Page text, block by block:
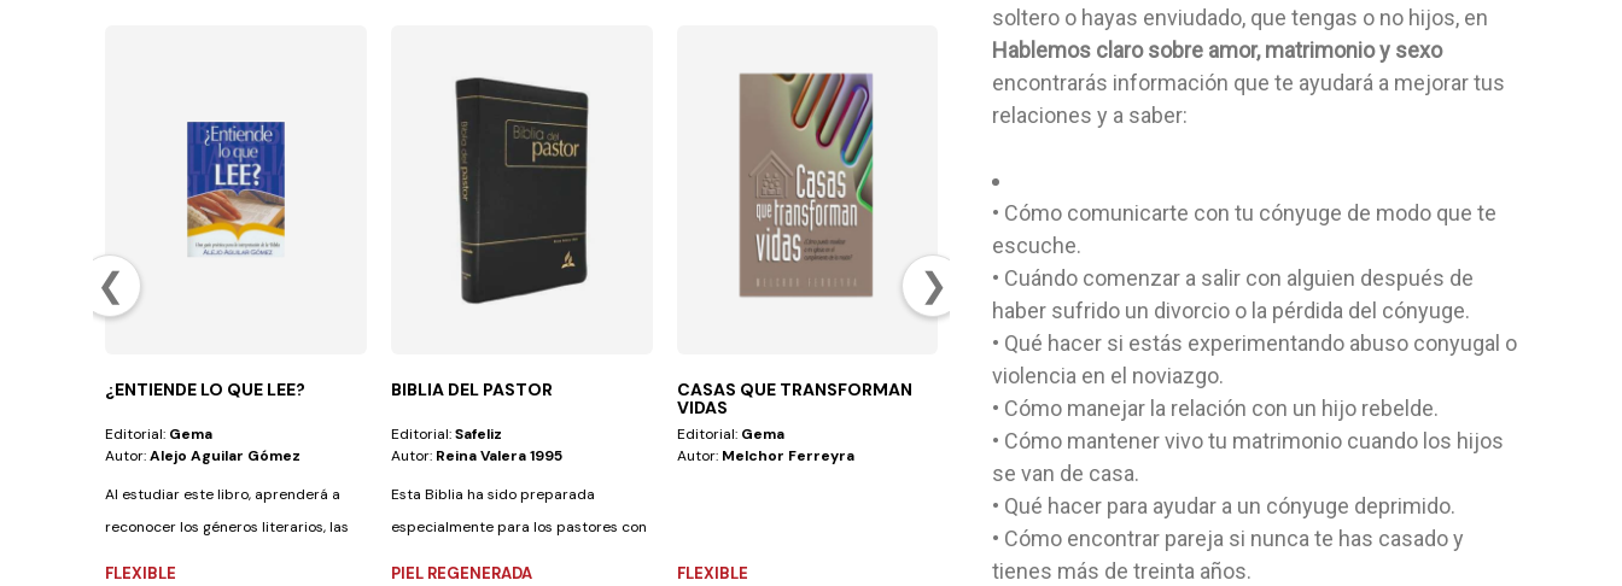
❮ ❯
¿ENTIENDE LO QUE LEE?
Editorial: Gema
Autor:Alejo Aguilar Gómez
Al estudiar este libro, aprenderá a
reconocer los géneros literarios, las
FLEXIBLE
BIBLIA DEL PASTOR
Editorial:Safeliz
Autor: Reina Valera 1995
Esta Biblia ha sido preparada
especialmente para los pastores con
PIEL REGENERADA
CASAS QUE TRANSFORMAN
VIDAS
Editorial: Gema
Autor: Melchor Ferreyra
FLEXIBLE
TRANSFORMACIÓN Y FE
Editorial:Pacific Press
Transformación y fe explora el
fundamento bíblico del discipulado,
su esencia y...
FLEXIBLE
INCREÍBLE
Editorial:Safeliz
Diseñadas para niños de 8 a 12 años,
nuestras lecciones bíblicas brindan a
NO ESPECIFICADO
soltero o hayas enviudado, que tengas o no hijos, en
Hablemos claro sobre amor, matrimonio y sexo
encontrarás información que te ayudará a mejorar tus
relaciones y a saber:
• Cómo comunicarte con tu cónyuge de modo que te
escuche.
• Cuándo comenzar a salir con alguien después de
haber sufrido un divorcio o la pérdida del cónyuge.
• Qué hacer si estás experimentando abuso conyugal o
violencia en el noviazgo.
• Cómo manejar la relación con un hijo rebelde.
• Cómo mantener vivo tu matrimonio cuando los hijos
se van de casa.
• Qué hacer para ayudar a un cónyuge deprimido.
• Cómo encontrar pareja si nunca te has casado y
tienes más de treinta años.